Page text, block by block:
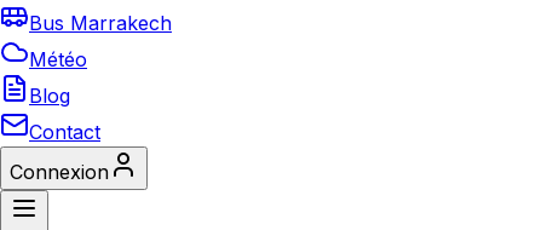
Bus Marrakech
Météo
Blog
Contact
Connexion